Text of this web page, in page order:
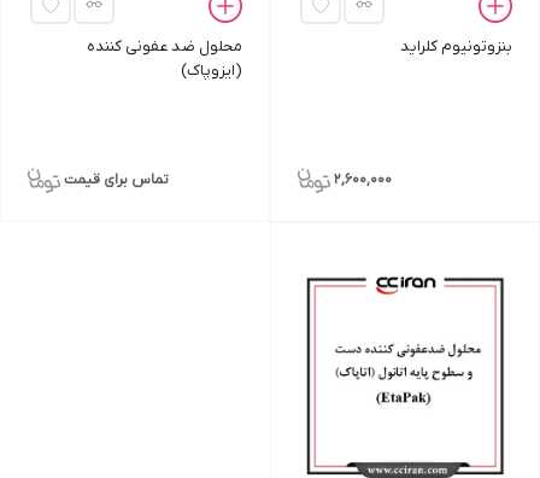
بنزوتونیوم کلراید
2,600,000
محلول ضد عفونی کننده
(ایزوپاک)
تماس برای قیمت